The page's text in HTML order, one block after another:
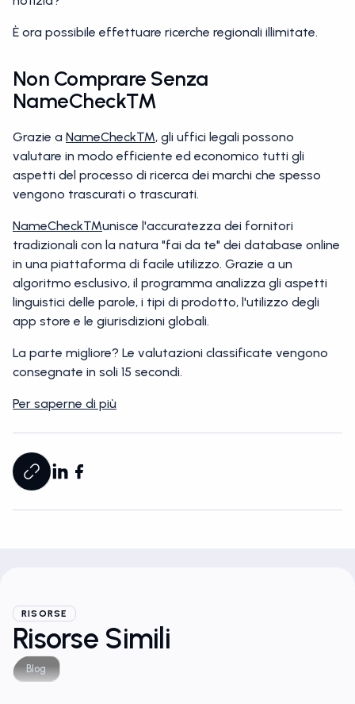
È ora possibile effettuare ricerche regionali illimitate.
Non Comprare Senza
NameCheck™
Grazie a NameCheck™, gli uffici legali possono
valutare in modo efficiente ed economico tutti gli
aspetti del processo di ricerca dei marchi che spesso
vengono trascurati o trascurati.
NameCheck™unisce l'accuratezza dei fornitori
tradizionali con la natura "fai da te" dei database online
in una piattaforma di facile utilizzo. Grazie a un
algoritmo esclusivo, il programma analizza gli aspetti
linguistici delle parole, i tipi di prodotto, l'utilizzo degli
app store e le giurisdizioni globali.
La parte migliore? Le valutazioni classificate vengono
consegnate in soli 15 secondi.
Per saperne di più
RISORSE
Risorse Simili
Blog